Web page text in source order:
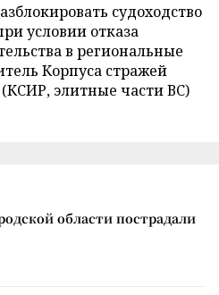
судоходство
условии отказа
в региональные
Корпуса стражей
элитные части ВС)
области пострадали